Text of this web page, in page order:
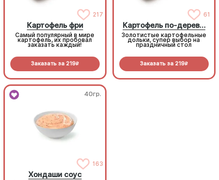
217
Картофель фри
Самый популярный в мире
картофель, их пробовал
заказать каждый!
Заказать за 219R
61
Картофель по-деревенски
Золотистые картофельные
дольки, супер выбор на
праздничный стол
Заказать за 219R
40гр.
163
Хондаши соус